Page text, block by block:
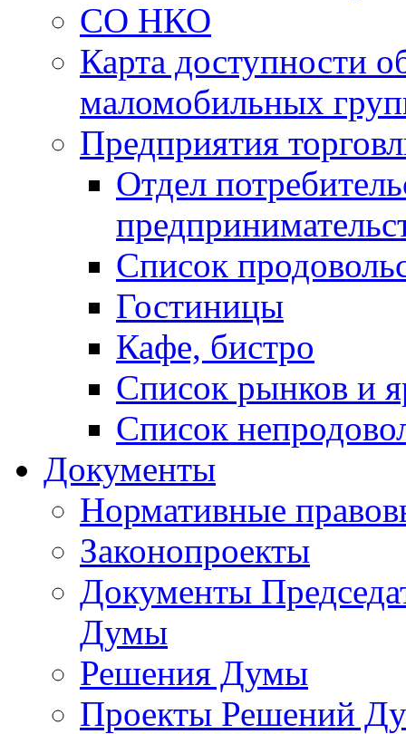
СО НКО
Карта доступности
маломобильных
Предприятия
Отдел
Список
Гостиницы
Кафе, бистро
Cписок рынков и
Список
Документы
Нормативные
Законопроекты
Документы
Думы
Решения Думы
Проекты Решений